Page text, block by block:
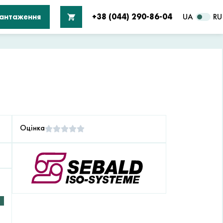
+38 (044) 290-86-04 UA RU
Оцінка